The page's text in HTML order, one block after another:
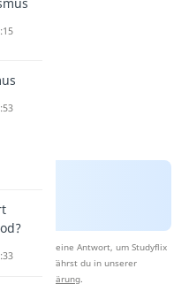
wir deine Antwort, um Studyflix
dazu erfährst du in unserer
.